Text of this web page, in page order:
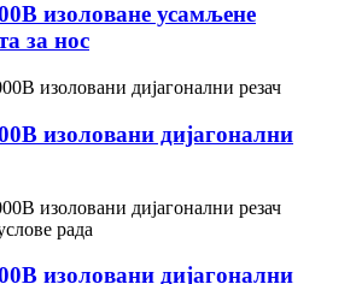
изоловане усамљене
за нос
изоловани дијагонални
изоловани дијагонални